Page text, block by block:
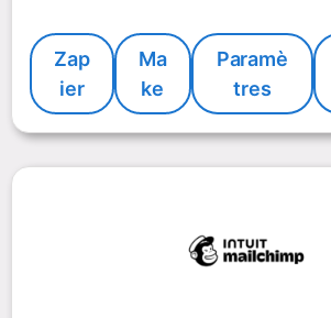
Zap
ier
Ma
ke
Paramè
tres